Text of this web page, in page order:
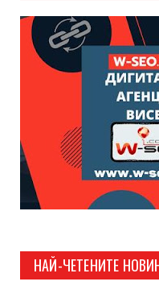
НАЙ-ЧЕТЕНИТЕ